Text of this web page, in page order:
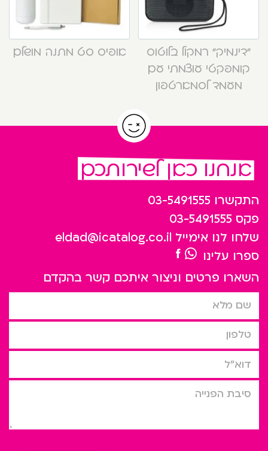
“דינמיק” רמקול בלוטוס
קומפקטי עוצמתי עם
מעמד לסמארטפון
אופיס סט מתנה מושלם
אנחנו כאן לשירותכם
התקשרו 03-5491555
פקס 03-5491555
שלחו לנו אימייל eldad@icatalog.co.il
ספרו עלינו
השארו פרטים וניצור איתכם קשר בהקדם
שם מלא
טלפון
דוא”ל
סיבת הפניה